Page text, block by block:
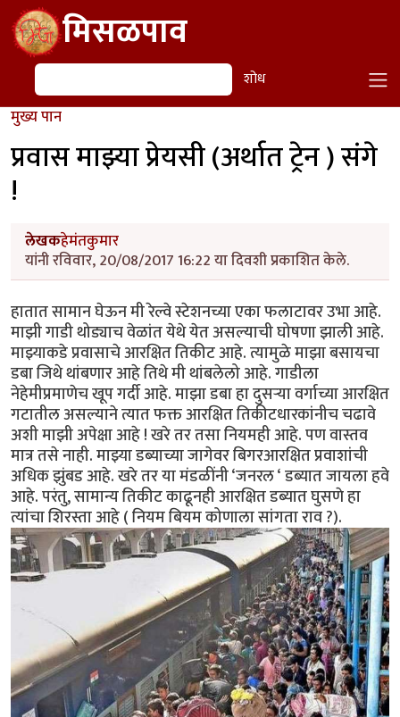
Skip to main contentमिसळपाव
शोध शोध
मुख्य पान
प्रवास माझ्या प्रेयसी (अर्थात ट्रेन ) संगे
!
लेखकहेमंतकुमार
यांनी रविवार, 20/08/2017 16:22 या दिवशी प्रकाशित केले.
हातात सामान घेऊन मी रेल्वे स्टेशनच्या एका फलाटावर उभा आहे.
माझी गाडी थोड्याच वेळांत येथे येत असल्याची घोषणा झाली आहे.
माझ्याकडे प्रवासाचे आरक्षित तिकीट आहे. त्यामुळे माझा बसायचा
डबा जिथे थांबणार आहे तिथे मी थांबलेलो आहे. गाडीला
नेहेमीप्रमाणेच खूप गर्दी आहे. माझा डबा हा दुसऱ्या वर्गाच्या आरक्षित
गटातील असल्याने त्यात फक्त आरक्षित तिकीटधारकांनीच चढावे
अशी माझी अपेक्षा आहे ! खरे तर तसा नियमही आहे. पण वास्तव
मात्र तसे नाही. माझ्या डब्याच्या जागेवर बिगरआरक्षित प्रवाशांची
अधिक झुंबड आहे. खरे तर या मंडळींनी ‘जनरल ‘ डब्यात जायला हवे
आहे. परंतु, सामान्य तिकीट काढूनही आरक्षित डब्यात घुसणे हा
त्यांचा शिरस्ता आहे ( नियम बियम कोणाला सांगता राव ?).